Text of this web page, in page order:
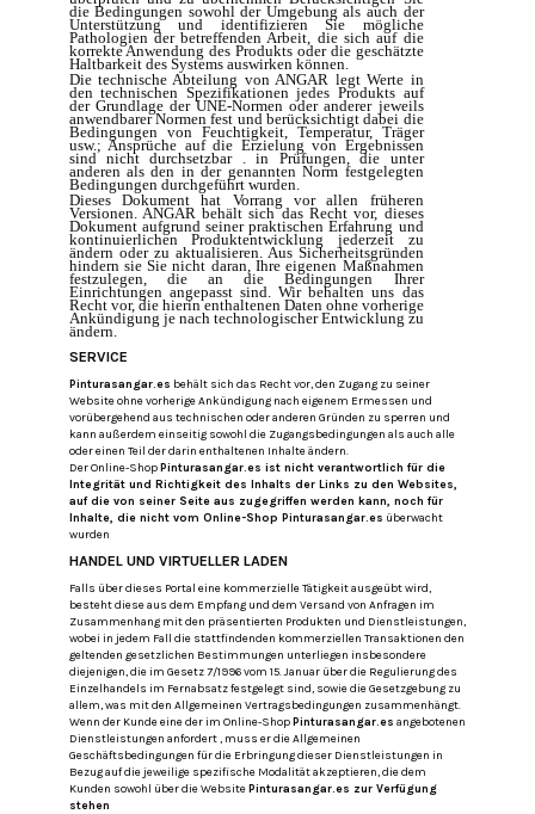
die Bedingungen sowohl der Umgebung als auch der
Unterstützung und identifizieren Sie mögliche
Pathologien der betreffenden Arbeit, die sich auf die
korrekte Anwendung des Produkts oder die geschätzte
Haltbarkeit des Systems auswirken können.
Die technische Abteilung von ANGAR legt Werte in
den technischen Spezifikationen jedes Produkts auf
der Grundlage der UNE-Normen oder anderer jeweils
anwendbarer Normen fest und berücksichtigt dabei die
Bedingungen von Feuchtigkeit, Temperatur, Träger
usw.; Ansprüche auf die Erzielung von Ergebnissen
sind nicht durchsetzbar . in Prüfungen, die unter
anderen als den in der genannten Norm festgelegten
Bedingungen durchgeführt wurden.
Dieses Dokument hat Vorrang vor allen früheren
Versionen. ANGAR behält sich das Recht vor, dieses
Dokument aufgrund seiner praktischen Erfahrung und
kontinuierlichen Produktentwicklung jederzeit zu
ändern oder zu aktualisieren. Aus Sicherheitsgründen
hindern sie Sie nicht daran, Ihre eigenen Maßnahmen
festzulegen, die an die Bedingungen Ihrer
Einrichtungen angepasst sind.Wir behalten uns das
Recht vor, die hierin enthaltenen Daten ohne vorherige
Ankündigung je nach technologischer Entwicklung zu
ändern.
SERVICE
Pinturasangar.es behält sich das Recht vor, den Zugang zu seiner
Website ohne vorherige Ankündigung nach eigenem Ermessen und
vorübergehend aus technischen oder anderen Gründen zu sperren und
kann außerdem einseitig sowohl die Zugangsbedingungen als auch alle
oder einen Teil der darin enthaltenen Inhalte ändern.
Der Online-ShopPinturasangar.es ist nicht verantwortlich für die
Integrität und Richtigkeit des Inhalts der Links zu den Websites,
auf die von seiner Seite aus zugegriffen werden kann, noch für
Inhalte, die nicht vom Online-Shop Pinturasangar.es überwacht
wurden
HANDEL UND VIRTUELLER LADEN
Falls über dieses Portal eine kommerzielle Tätigkeit ausgeübt wird,
besteht diese aus dem Empfang und dem Versand von Anfragen im
Zusammenhang mit den präsentierten Produkten und Dienstleistungen,
wobei in jedem Fall die stattfindenden kommerziellen Transaktionen den
geltenden gesetzlichen Bestimmungen unterliegen insbesondere
diejenigen, die im Gesetz 7/1996 vom 15. Januar über die Regulierung des
Einzelhandels im Fernabsatz festgelegt sind, sowie die Gesetzgebung zu
allem, was mit den Allgemeinen Vertragsbedingungen zusammenhängt.
Wenn der Kunde eine der im Online-ShopPinturasangar.es angebotenen
Dienstleistungen anfordert , muss er die Allgemeinen
Geschäftsbedingungen für die Erbringung dieser Dienstleistungen in
Bezug auf die jeweilige spezifische Modalität akzeptieren, die dem
Kunden sowohl über die WebsitePinturasangar.es zur Verfügung
stehen